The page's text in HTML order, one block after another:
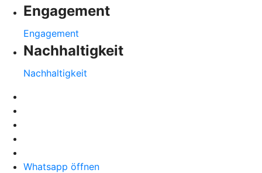
Engagement
Engagement
Nachhaltigkeit
Nachhaltigkeit
Whatsapp öffnen